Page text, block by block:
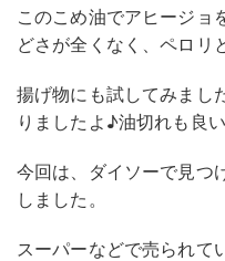
このこめ油でアヒージョ
どさが全くなく、ペロリ
揚げ物にも試してみまし
りましたよ♪油切れも良い
今回は、ダイソーで見
しました。
スーパーなどで売られて